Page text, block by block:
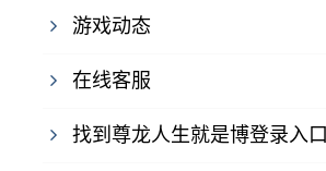
游戏动态
在线客服
找到尊龙人生就是博登录入口